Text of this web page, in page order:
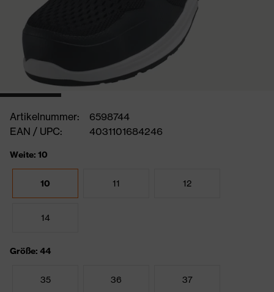
Artikelnummer:
6598744
EAN / UPC:
4031101684246
Weite: 10
10 11 12
14
Größe: 44
35 36 37